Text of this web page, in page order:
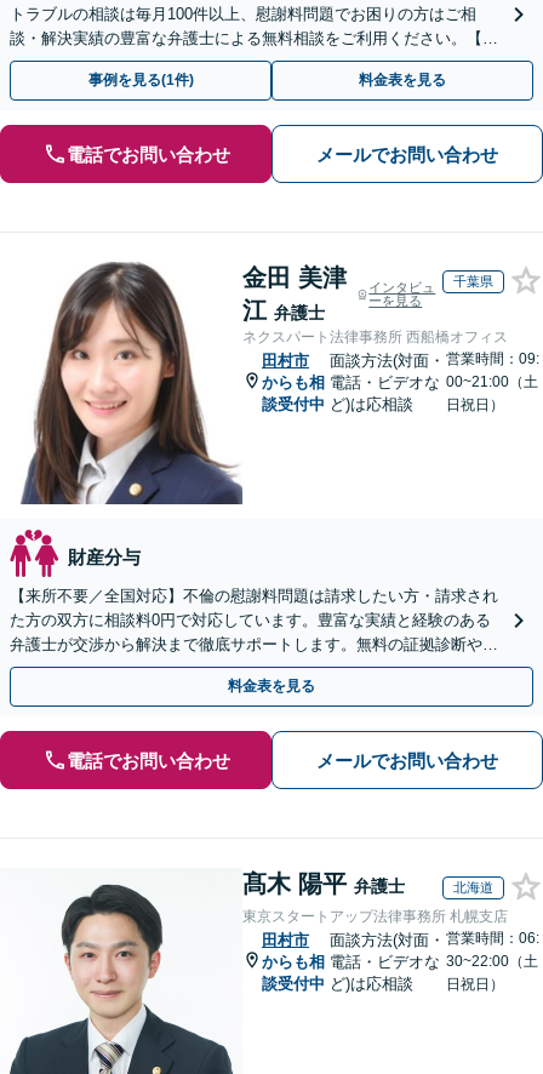
トラブルの相談は毎月100件以上、慰謝料問題でお困りの方はご相
談・解決実績の豊富な弁護士による無料相談をご利用ください。【不
倫相談は初回0円】【全国対応】
事例を見る(1件) 料金表を見る
電話でお問い合わせ メールでお問い合わせ
金田 美津
江 弁護士
インタビュ
ーを見る
千葉県
ネクスパート法律事務所 西船橋オフィス
田村市
からも相
談受付中
面談方法(対面・
電話・ビデオな
ど)は応相談
営業時間：09:
00~21:00（土
日祝日）
財産分与
【来所不要／全国対応】不倫の慰謝料問題は請求したい方・請求され
た方の双方に相談料0円で対応しています。豊富な実績と経験のある
弁護士が交渉から解決まで徹底サポートします。無料の証拠診断や着
手金の返還保証もありますので安心してご相談ください。
料金表を見る
電話でお問い合わせ メールでお問い合わせ
髙木 陽平 弁護士 北海道
東京スタートアップ法律事務所 札幌支店
田村市
からも相
談受付中
面談方法(対面・
電話・ビデオな
ど)は応相談
営業時間：06:
30~22:00（土
日祝日）